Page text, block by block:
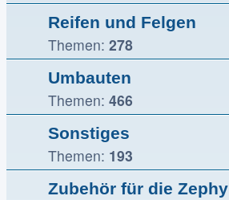
Reifen und Felgen
Themen: 278
Umbauten
Themen: 466
Sonstiges
Themen: 193
Zubehör für die